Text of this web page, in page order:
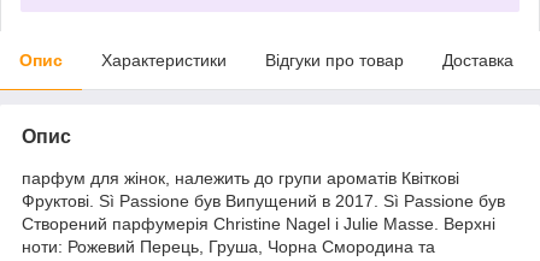
Опис Характеристики Відгуки про товар Доставка
Опис
парфум для жінок, належить до групи ароматів Квіткові
Фруктові. Sì Passione був Випущений в 2017. Sì Passione був
Створений парфумерія Christine Nagel і Julie Masse. Верхні
ноти: Рожевий Перець, Груша, Чорна Смородина та